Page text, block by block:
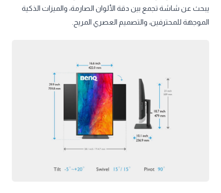
يبحث عن شاشة تجمع بين دقة الألوان الصارمة، والميزات الذكية
الموجهة للمحترفين، والتصميم العصري المريح.